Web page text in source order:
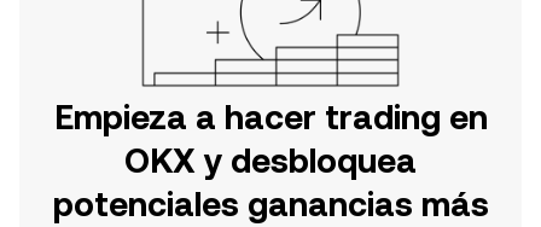
Empieza a hacer trading en
OKX y desbloquea
potenciales ganancias más